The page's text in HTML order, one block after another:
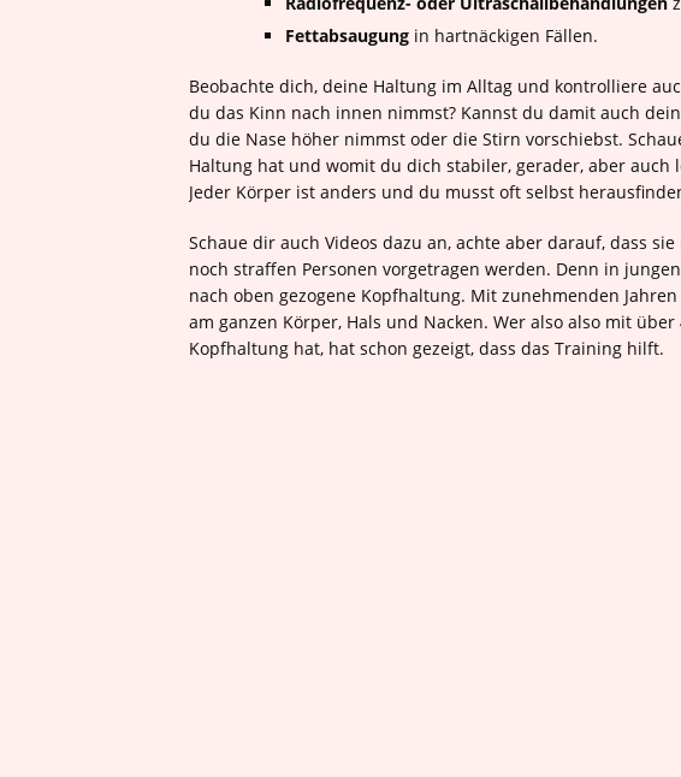
Fettabsaugung in hartnäckigen Fällen.
Beobachte dich, deine Haltung im Alltag und kontrolliere
du das Kinn nach innen nimmst? Kannst du damit auch
du die Nase höher nimmst oder die Stirn vorschiebst.
Haltung hat und womit du dich stabiler, gerader, aber auch
Jeder Körper ist anders und du musst oft selbst
Schaue dir auch Videos dazu an, achte aber darauf, dass
noch straffen Personen vorgetragen werden. Denn in
nach oben gezogene Kopfhaltung. Mit zunehmenden
am ganzen Körper, Hals und Nacken. Wer also also mit
Kopfhaltung hat, hat schon gezeigt, dass das Training hilft.